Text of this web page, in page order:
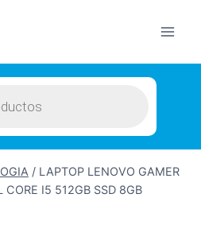
/ LAPTOP LENOVO GAMER
CORE I5 512GB SSD 8GB